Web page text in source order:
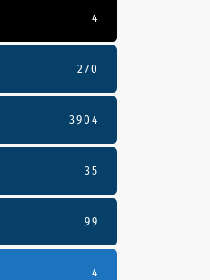
4
270
3904
35
99
4